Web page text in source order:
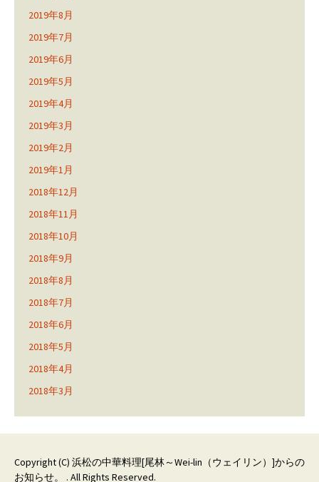
2019年8月
2019年7月
2019年6月
2019年5月
2019年4月
2019年3月
2019年2月
2019年1月
2018年12月
2018年11月
2018年10月
2018年9月
2018年8月
2018年7月
2018年6月
2018年5月
2018年4月
2018年3月
Copyright (C) 浜松の中華料理[尾林～Wei-lin（ウェイリン）]からの
お知らせ。 . All Rights Reserved.